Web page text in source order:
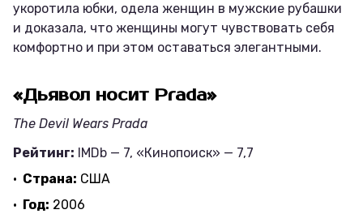
укоротила юбки, одела женщин в мужские рубашки
и доказала, что женщины могут чувствовать себя
комфортно и при этом оставаться элегантными.
«Дьявол носит Prada»
The Devil Wears Prada
Рейтинг: IMDb — 7, «Кинопоиск» — 7,7
Страна: США
Год: 2006